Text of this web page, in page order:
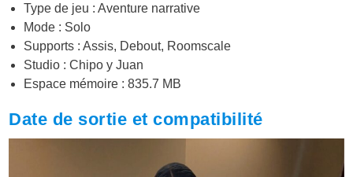
Type de jeu : Aventure narrative
Mode : Solo
Supports : Assis, Debout, Roomscale
Studio : Chipo y Juan
Espace mémoire : 835.7 MB
Date de sortie et compatibilité